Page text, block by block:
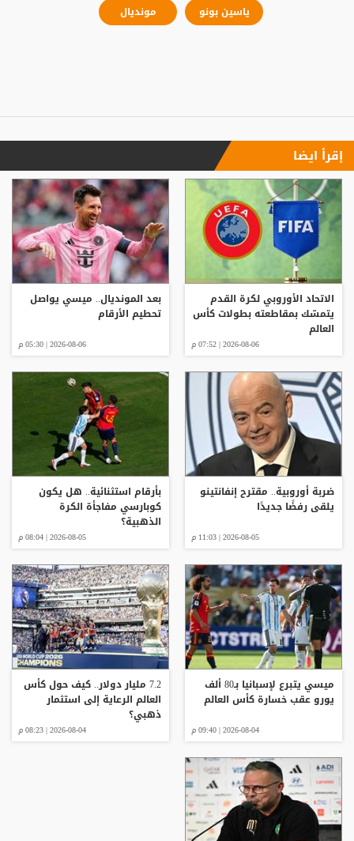
ياسين بونو مونديال
إقرأ ايضا
الاتحاد الأوروبي لكرة القدم
يتمسّك بمقاطعته بطولات كأس
العالم
2026-08-06 | 07:52 م
بعد المونديال.. ميسي يواصل
تحطيم الأرقام
2026-08-06 | 05:30 م
ضربة أوروبية.. مقترح إنفانتينو
يلقى رفضًا جديدًا
2026-08-05 | 11:03 م
بأرقام استثنائية.. هل يكون
كوبارسي مفاجأة الكرة
الذهبية؟
2026-08-05 | 08:04 م
ميسي يتبرع لإسبانيا بـ80 ألف
يورو عقب خسارة كأس العالم
2026-08-04 | 09:40 م
7.2 مليار دولار.. كيف حول كأس
العالم الرعاية إلى استثمار
ذهبي؟
2026-08-04 | 08:23 م